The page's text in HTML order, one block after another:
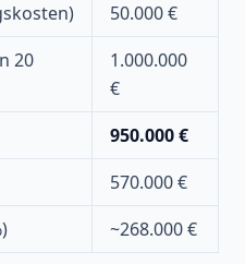
50.000 €
20
1.000.000
€
950.000 €
570.000 €
~268.000 €